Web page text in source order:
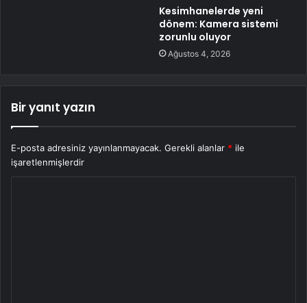
Kesimhanelerde yeni
dönem: Kamera sistemi
zorunlu oluyor
Ağustos 4, 2026
Bir yanıt yazın
E-posta adresiniz yayınlanmayacak. Gerekli alanlar * ile
işaretlenmişlerdir